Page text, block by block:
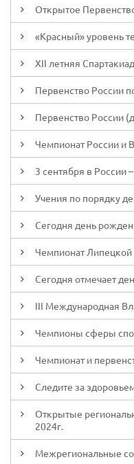
Открытое
«Красный» уровень
XII летняя
Первенство России
Первенство России
Чемпионат России и
3 сентября в России
Учения по порядку
Сегодня день
Чемпионат Липецкой
Сегодня отмечает
III Международная
Чемпионы сферы
Чемпионат и
Следите за
Открытые
2024г.
Межрегиональные